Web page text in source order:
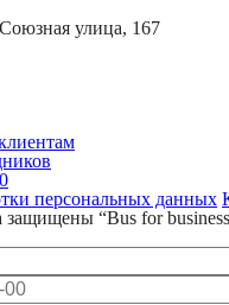
улица, 167
персональных данных
“Bus for